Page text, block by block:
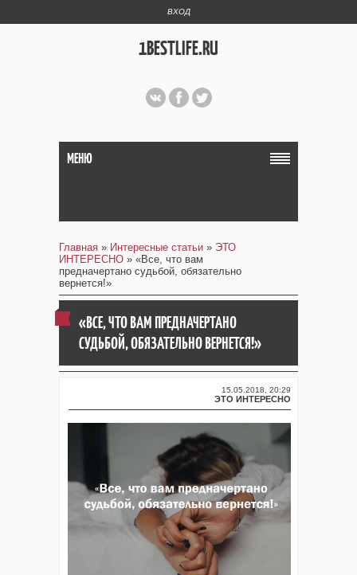
ВХОД
1BESTLIFE.RU
МЕНЮ
Главная » Интересные статьи » ЭТО
ИНТЕРЕСНО » «Все, что вам
предначертано судьбой, обязательно
вернется!»
«ВСЕ, ЧТО ВАМ ПРЕДНАЧЕРТАНО
СУДЬБОЙ, ОБЯЗАТЕЛЬНО ВЕРНЕТСЯ!»
15.05.2018, 20:29
ЭТО ИНТЕРЕСНО